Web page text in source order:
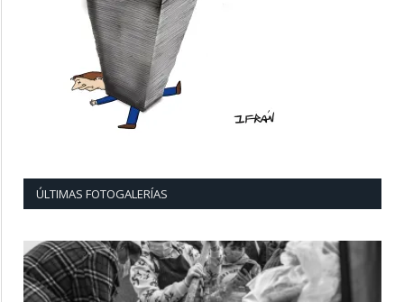
ÚLTIMAS FOTOGALERÍAS